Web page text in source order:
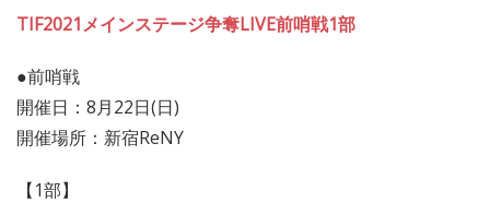
TIF2021メインステージ争奪LIVE前哨戦1部
●前哨戦
開催日：8月22日(日)
開催場所：新宿ReNY
【1部】